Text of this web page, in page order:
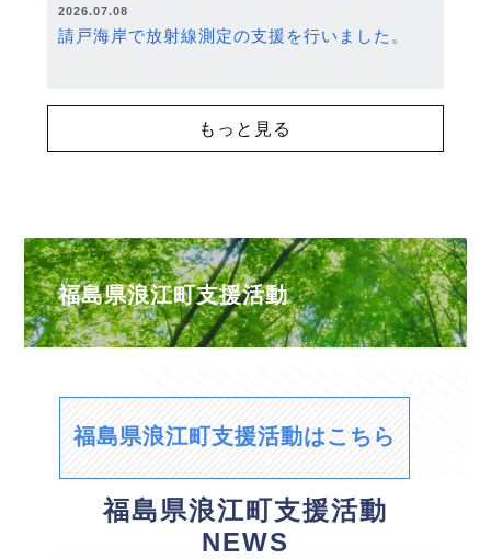
2026.07.08
請戸海岸で放射線測定の支援を行いました。
もっと見る
福島県浪江町支援活動
福島県浪江町支援活動はこちら
福島県浪江町支援活動
NEWS